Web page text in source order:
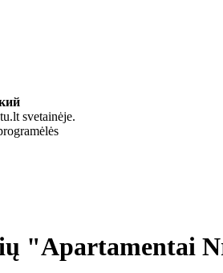
svetainėje.
"Apartamentai